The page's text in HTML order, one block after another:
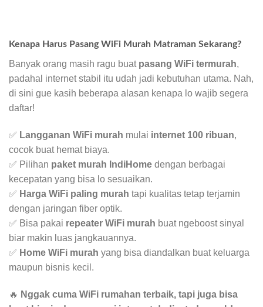
Kenapa Harus Pasang WiFi Murah Matraman Sekarang?
Banyak orang masih ragu buat pasang WiFi termurah,
padahal internet stabil itu udah jadi kebutuhan utama. Nah,
di sini gue kasih beberapa alasan kenapa lo wajib segera
daftar!
✅ Langganan WiFi murah mulai internet 100 ribuan,
cocok buat hemat biaya.
✅ Pilihan paket murah IndiHome dengan berbagai
kecepatan yang bisa lo sesuaikan.
✅ Harga WiFi paling murah tapi kualitas tetap terjamin
dengan jaringan fiber optik.
✅ Bisa pakai repeater WiFi murah buat ngeboost sinyal
biar makin luas jangkauannya.
✅ Home WiFi murah yang bisa diandalkan buat keluarga
maupun bisnis kecil.
🔥 Nggak cuma WiFi rumahan terbaik, tapi juga bisa